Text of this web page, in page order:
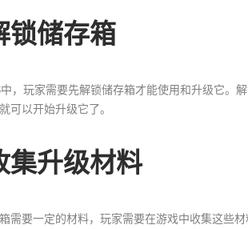
锁储存箱
，玩家需要先解锁储存箱才能使用和升级它。
可以开始升级它了。
集升级材料
需要一定的材料，玩家需要在游戏中收集这些